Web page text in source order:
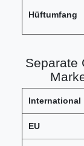
Hüftumfang
Separate
International
EU